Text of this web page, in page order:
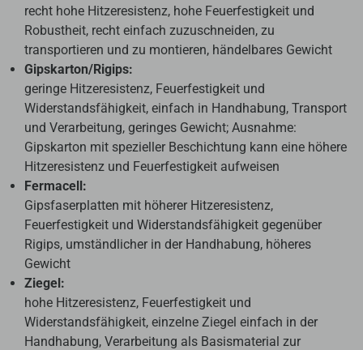
recht hohe Hitzeresistenz, hohe Feuerfestigkeit und
Robustheit, recht einfach zuzuschneiden, zu
transportieren und zu montieren, händelbares Gewicht
Gipskarton/Rigips:
geringe Hitzeresistenz, Feuerfestigkeit und
Widerstandsfähigkeit, einfach in Handhabung, Transport
und Verarbeitung, geringes Gewicht; Ausnahme:
Gipskarton mit spezieller Beschichtung kann eine höhere
Hitzeresistenz und Feuerfestigkeit aufweisen
Fermacell:
Gipsfaserplatten mit höherer Hitzeresistenz,
Feuerfestigkeit und Widerstandsfähigkeit gegenüber
Rigips, umständlicher in der Handhabung, höheres
Gewicht
Ziegel:
hohe Hitzeresistenz, Feuerfestigkeit und
Widerstandsfähigkeit, einzelne Ziegel einfach in der
Handhabung, Verarbeitung als Basismaterial zur